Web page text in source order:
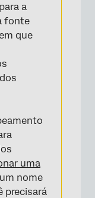
a
fonte
que
uma
nome
precisará